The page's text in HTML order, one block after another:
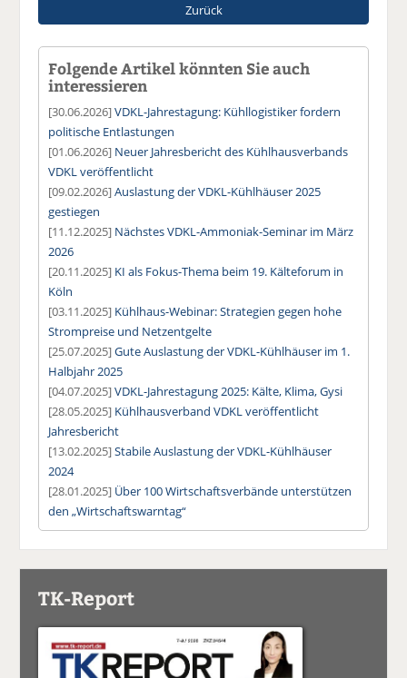
Zurück
Folgende Artikel könnten Sie auch
interessieren
[30.06.2026]VDKL-Jahrestagung: Kühllogistiker fordern
politische Entlastungen
[01.06.2026] Neuer Jahresbericht des Kühlhausverbands
VDKL veröffentlicht
[09.02.2026]Auslastung der VDKL-Kühlhäuser 2025
gestiegen
[11.12.2025] Nächstes VDKL-Ammoniak-Seminar im März
2026
[20.11.2025] KI als Fokus-Thema beim 19. Kälteforum in
Köln
[03.11.2025] Kühlhaus-Webinar: Strategien gegen hohe
Strompreise und Netzentgelte
[25.07.2025]Gute Auslastung der VDKL-Kühlhäuser im 1.
Halbjahr 2025
[04.07.2025]VDKL-Jahrestagung 2025: Kälte, Klima, Gysi
[28.05.2025] Kühlhausverband VDKL veröffentlicht
Jahresbericht
[13.02.2025]Stabile Auslastung der VDKL-Kühlhäuser
2024
[28.01.2025] Über 100 Wirtschaftsverbände unterstützen
den „Wirtschaftswarntag“
TK-Report